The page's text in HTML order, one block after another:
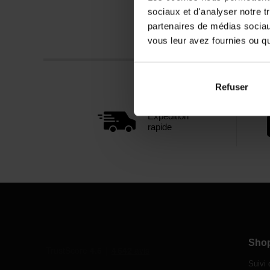
sociaux et d'analyser notre
partenaires de médias
vous leur avez fournies ou
Refuser
Expédition
rapide
Suivi